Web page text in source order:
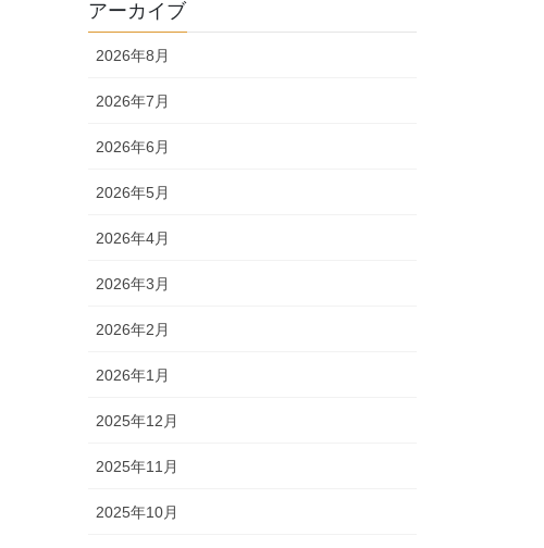
アーカイブ
2026年8月
2026年7月
2026年6月
2026年5月
2026年4月
2026年3月
2026年2月
2026年1月
2025年12月
2025年11月
2025年10月